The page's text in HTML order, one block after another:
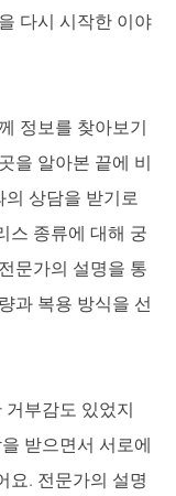
다시 시작한 이야
정보를 찾아보기
을 알아본 끝에 비
상담을 받기로
스 종류에 대해 궁
문가의 설명을 통
과 복용 방식을 선
거부감도 있었지
받으면서 서로에
요. 전문가의 설명